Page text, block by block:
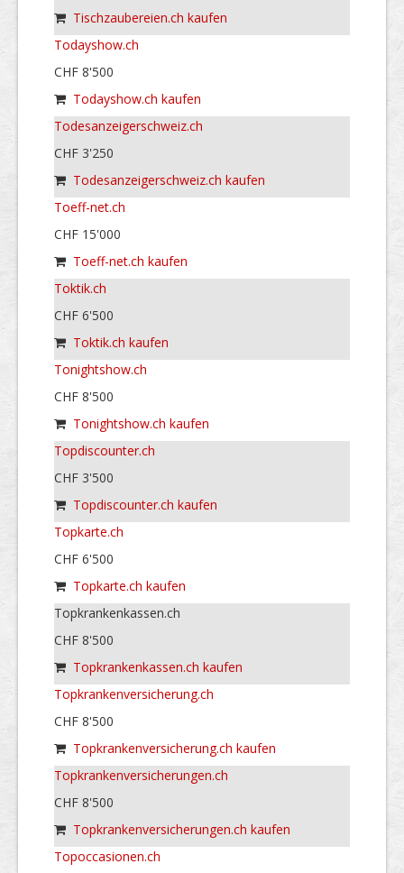
Tischzaubereien.ch kaufen
Todayshow.ch
CHF 8'500
Todayshow.ch kaufen
Todesanzeigerschweiz.ch
CHF 3'250
Todesanzeigerschweiz.ch kaufen
Toeff-net.ch
CHF 15'000
Toeff-net.ch kaufen
Toktik.ch
CHF 6'500
Toktik.ch kaufen
Tonightshow.ch
CHF 8'500
Tonightshow.ch kaufen
Topdiscounter.ch
CHF 3'500
Topdiscounter.ch kaufen
Topkarte.ch
CHF 6'500
Topkarte.ch kaufen
Topkrankenkassen.ch
CHF 8'500
Topkrankenkassen.ch kaufen
Topkrankenversicherung.ch
CHF 8'500
Topkrankenversicherung.ch kaufen
Topkrankenversicherungen.ch
CHF 8'500
Topkrankenversicherungen.ch kaufen
Topoccasionen.ch